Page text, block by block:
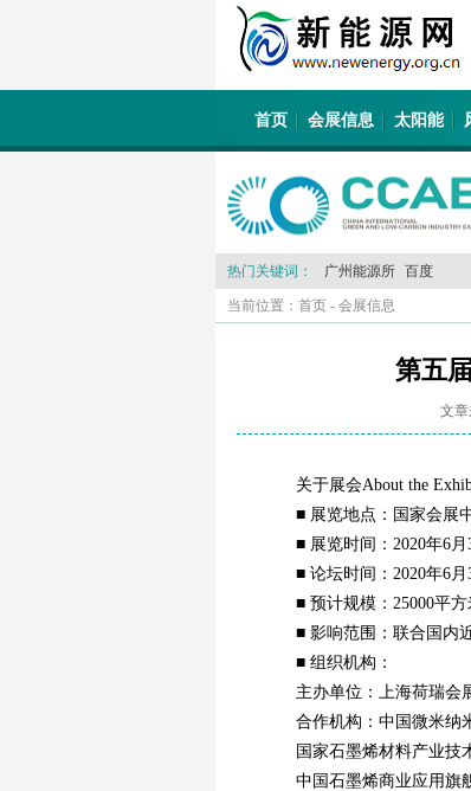
首页 会展信息 太阳能
热门关键词： 广州能源所 百度
当前位置： 首页 - 会展信息
第五
文章
关于展会About the
■ 展览地点：国家会展
■ 展览时间：2020年6月
■ 论坛时间：2020年6月
■ 预计规模：25000平
■ 影响范围：联合国内
■ 组织机构：
主办单位：上海荷瑞
合作机构：中国微米
国家石墨烯材料产业
中国石墨烯商业应用旗